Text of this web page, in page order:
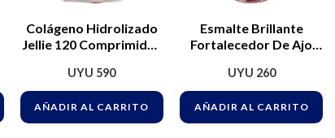
Colágeno Hidrolizado
Jellie 120 Comprimidos
Para Piel Pelo Uñas
UYU 590
AÑADIR AL CARRITO
Esmalte Brillante
Fortalecedor De Ajo
UYU 260
AÑADIR AL CARRITO